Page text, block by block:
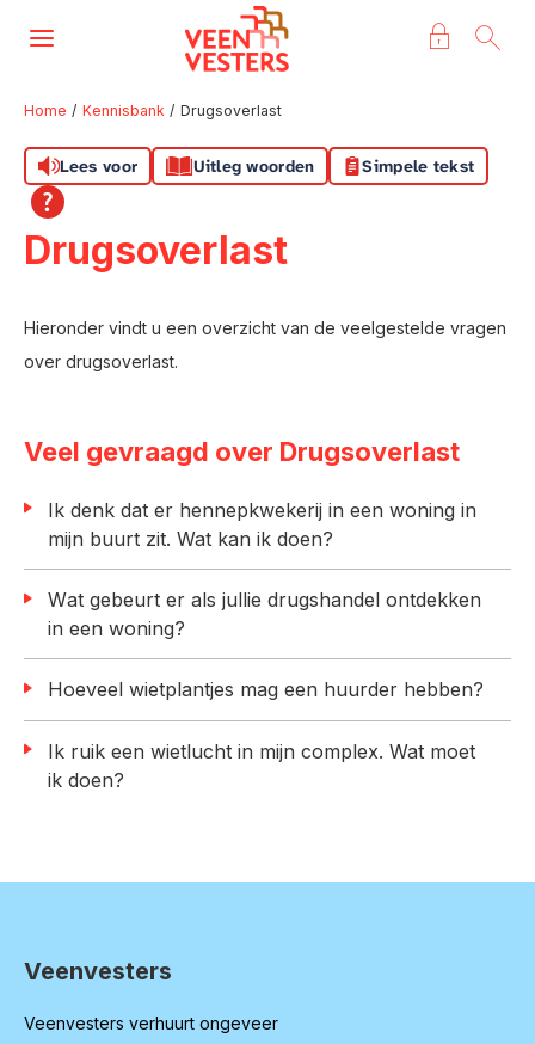
Naar hoofdinhoud
Naar hoofdnavigatiemenu
Naar zoeken
Naar de homepage
Ga naar Hoofd
Home Kennisbank Drugsoverlast
Lees voor Uitleg woorden Simpele tekst
Drugsoverlast
Hieronder vindt u een overzicht van de veelgestelde vragen
over drugsoverlast.
Veel gevraagd over Drugsoverlast
Ik denk dat er hennepkwekerij in een woning in
mijn buurt zit. Wat kan ik doen?
Wat gebeurt er als jullie drugshandel ontdekken
in een woning?
Hoeveel wietplantjes mag een huurder hebben?
Ik ruik een wietlucht in mijn complex. Wat moet
ik doen?
Contactinformatie
Veenvesters
Veenvesters verhuurt ongeveer